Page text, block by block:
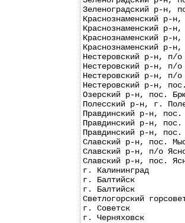
Зеленоградский
Краснознаменский
Краснознаменский
Краснознаменский
Краснознаменский
Нестеровский р-
Нестеровский р-
Нестеровский р-н,
Нестеровский р-н,
Озерский р-н,
Полесский р-н, г.
Правдинский р-н,
Правдинский р-н,
Правдинский р-н,
Славский р-н,
Славский р-н, п/
Славский р-н, пос.
г. Калининград
г. Балтийск
г. Балтийск
Светлогорский
г. Советск
г. Черняховск